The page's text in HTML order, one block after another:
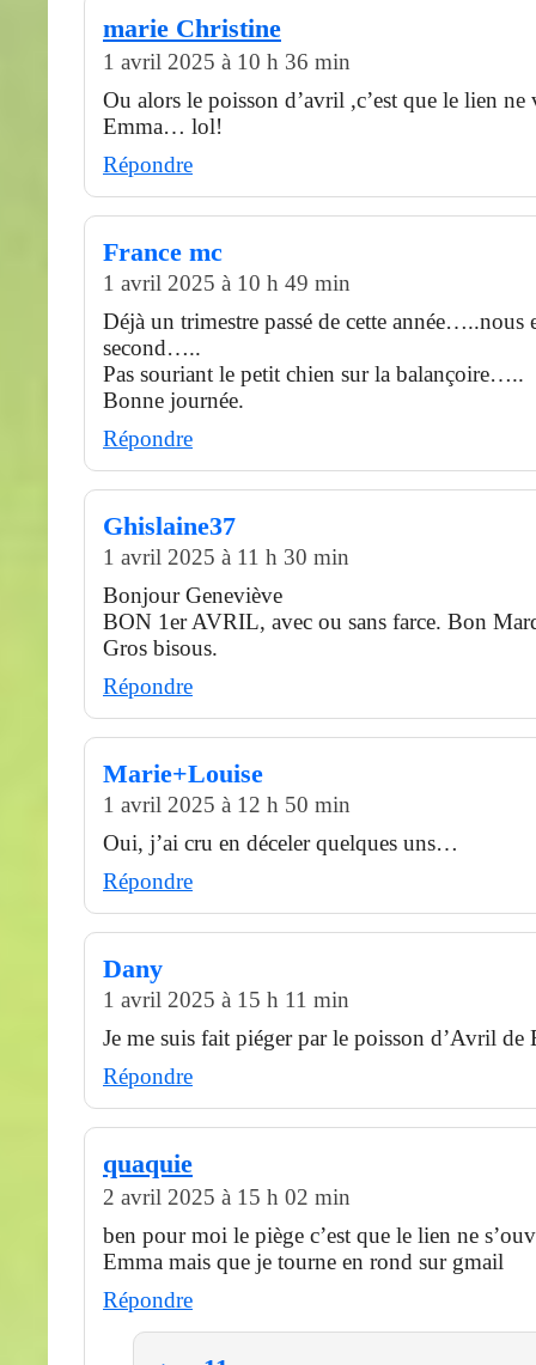
marie Christine
1 avril 2025 à 10 h 36 min
Ou alors le poisson d’avril ,c’est que le lien ne
Emma… lol!
Répondre
France mc
1 avril 2025 à 10 h 49 min
Déjà un trimestre passé de cette année…..nous
second…..
Pas souriant le petit chien sur la balançoire…..
Bonne journée.
Répondre
Ghislaine37
1 avril 2025 à 11 h 30 min
Bonjour Geneviève
BON 1er AVRIL, avec ou sans farce. Bon
Gros bisous.
Répondre
Marie+Louise
1 avril 2025 à 12 h 50 min
Oui, j’ai cru en déceler quelques uns…
Répondre
Dany
1 avril 2025 à 15 h 11 min
Je me suis fait piéger par le poisson d’Avril de
Répondre
quaquie
2 avril 2025 à 15 h 02 min
ben pour moi le piège c’est que le lien ne
Emma mais que je tourne en rond sur gmail
Répondre